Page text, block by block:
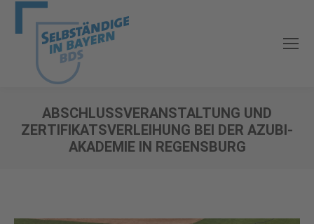
ABSCHLUSSVERANSTALTUNG UND
ZERTIFIKATSVERLEIHUNG BEI DER AZUBI-
AKADEMIE IN REGENSBURG